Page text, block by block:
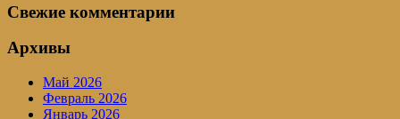
Свежие комментарии
Архивы
Май 2026
Февраль 2026
Январь 2026